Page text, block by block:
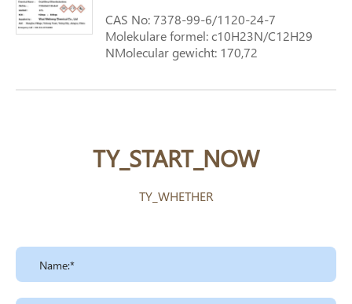
Dimethylamin
CAS No: 7378-99-6/1120-24-7
Molekulare formel: c10H23N/C12H29
NMolecular gewicht: 170,72
TY_START_NOW
TY_WHETHER